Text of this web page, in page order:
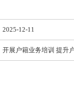
2025-12-11
开展户籍业务培训 提升